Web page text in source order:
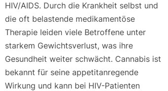
HIV/AIDS. Durch die Krankheit selbst und
die oft belastende medikamentöse
Therapie leiden viele Betroffene unter
starkem Gewichtsverlust, was ihre
Gesundheit weiter schwächt. Cannabis ist
bekannt für seine appetitanregende
Wirkung und kann bei HIV-Patienten